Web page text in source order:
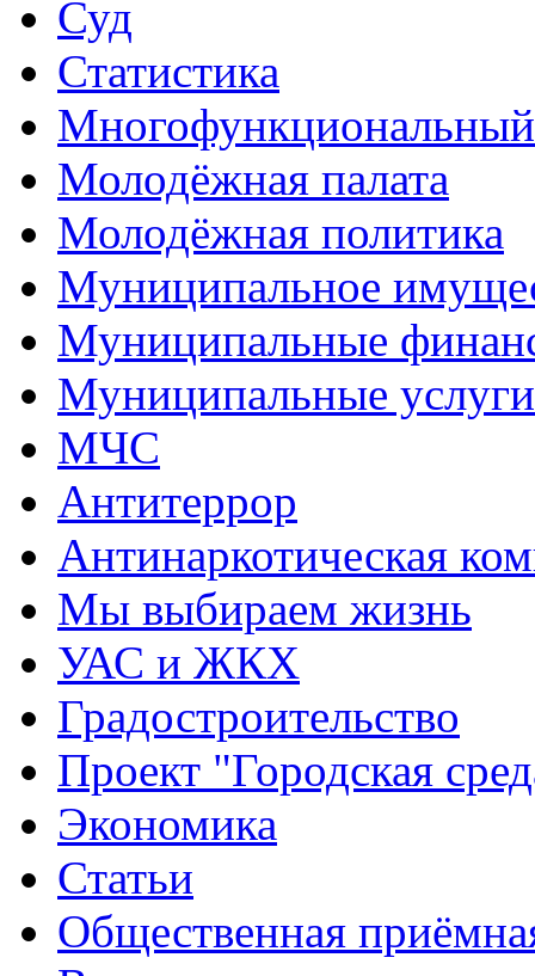
Суд
Статистика
Молодёжная палата
Молодёжная политика
Муниципальное
Муниципальные
Муниципальные услуги
МЧС
Антитеррор
Антинаркотическая
Мы выбираем жизнь
УАС и ЖКХ
Градостроительство
Проект "Городская
Экономика
Статьи
Общественная